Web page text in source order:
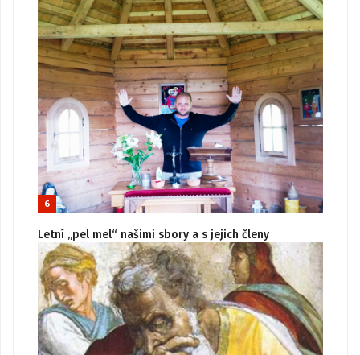
6
Letní „pel mel“ našimi sbory a s jejich členy